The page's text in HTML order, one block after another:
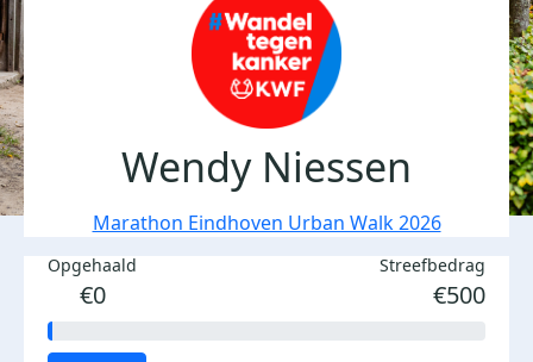
Wendy Niessen
Marathon Eindhoven Urban Walk 2026
Opgehaald
€0
Streefbedrag
€500